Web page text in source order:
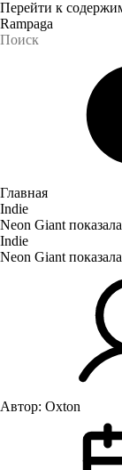
Перейти к
Rampaga
Главная
Indie
Neon Giant
Indie
Neon Giant
Автор: Oxton